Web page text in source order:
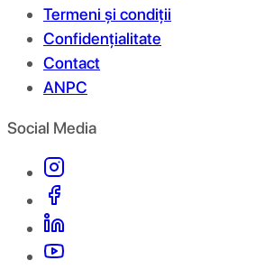
Termeni și condiții
Confidențialitate
Contact
ANPC
Social Media